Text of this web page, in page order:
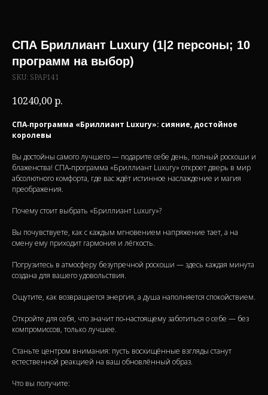
СПА Бриллиант Luxury (1|2 персоны; 10
программ на выбор)
SKU: SPAP141
10240,00р.
СПА‑программа «Бриллиант Luxury»: сияние, достойное
королевы
Вы достойны самого лучшего — подарите себе день, полный роскоши и
блаженства! СПА‑программа «Бриллиант Luxury» откроет дверь в мир
абсолютного комфорта, где вас ждёт истинное наслаждение и магия
преображения.
Почему стоит выбрать «Бриллиант Luxury»?
Вы почувствуете, как с каждым мгновением напряжение тает, а на
смену ему приходит гармония и лёгкость.
Погрузитесь в атмосферу безупречной роскоши — здесь каждая минута
создана для вашего удовольствия.
Ощутите, как возвращается энергия, а душа наполняется спокойствием.
Откройте для себя, что значит по‑настоящему заботиться о себе — без
компромиссов, только лучшее.
Станьте центром внимания: пусть восхищённые взгляды станут
естественной реакцией на ваш обновлённый образ.
Что вы получите: